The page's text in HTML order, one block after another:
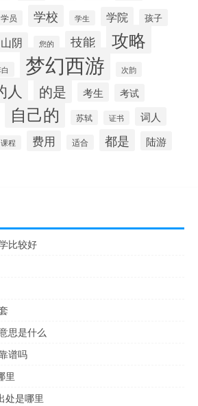
学员 学校 学生 学院 孩子
山阴 您的 技能 攻略
梦幻西游 次韵
人 的是 考生 考试
自己的 苏轼 证书 词人
课程 费用 适合 都是 陆游
比较好
思是什么
谱吗
里
处是哪里